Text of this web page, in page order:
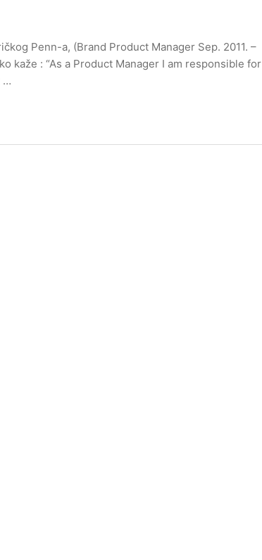
Penn-a, (Brand Product Manager Sep. 2011. –
kaže : “As a Product Manager I am responsible for
…